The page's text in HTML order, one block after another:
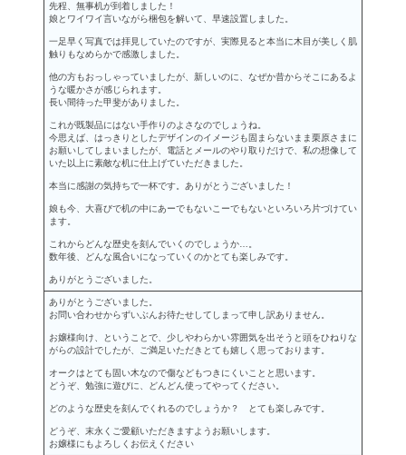
先程、無事机が到着しました！
娘とワイワイ言いながら梱包を解いて、早速設置しました。
一足早く写真では拝見していたのですが、実際見ると本当に木目が美しく肌
触りもなめらかで感激しました。
他の方もおっしゃっていましたが、新しいのに、なぜか昔からそこにあるよ
うな暖かさが感じられます。
長い間待った甲斐がありました。
これが既製品にはない手作りのよさなのでしょうね。
今思えば、はっきりとしたデザインのイメージも固まらないまま栗原さまに
お願いしてしまいましたが、電話とメールのやり取りだけで、私の想像して
いた以上に素敵な机に仕上げていただきました。
本当に感謝の気持ちで一杯です。ありがとうございました！
娘も今、大喜びで机の中にあーでもないこーでもないといろいろ片づけてい
ます。
これからどんな歴史を刻んでいくのでしょうか…。
数年後、どんな風合いになっていくのかとても楽しみです。
ありがとうございました。
ありがとうございました。
お問い合わせからずいぶんお待たせしてしまって申し訳ありません。
お嬢様向け、ということで、少しやわらかい雰囲気を出そうと頭をひねりな
がらの設計でしたが、ご満足いただきとても嬉しく思っております。
オークはとても固い木なので傷などもつきにくいことと思います。
どうぞ、勉強に遊びに、どんどん使ってやってください。
どのような歴史を刻んでくれるのでしょうか？ とても楽しみです。
どうぞ、末永くご愛顧いただきますようお願いします。
お嬢様にもよろしくお伝えください